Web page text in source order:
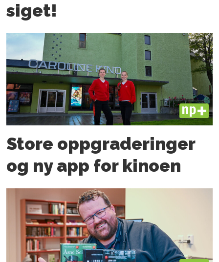
siget!
PLUS
Store oppgraderinger
og ny app for kinoen